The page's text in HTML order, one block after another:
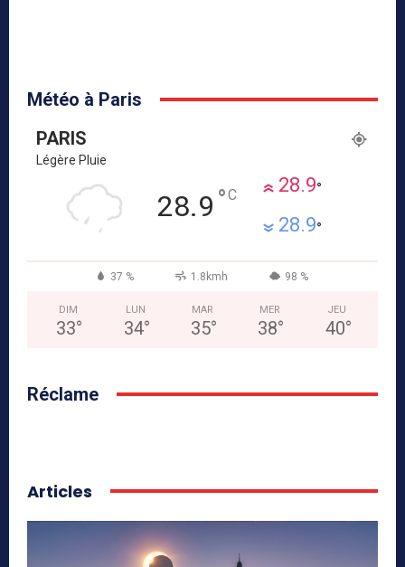
Météo à Paris
PARIS
Légère Pluie
28.9 °C 28.9°
28.9°
37 % 1.8kmh 98 %
DIM
33°
LUN
34°
MAR
35°
MER
38°
JEU
40°
Réclame
Articles